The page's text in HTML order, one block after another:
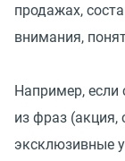
продажах,
внимания,
Например, если
из фраз (акция,
эксклюзивные